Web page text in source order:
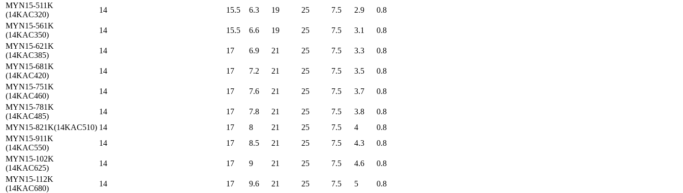
MYN15-511K
(14KAC320)
14 15.5 6.3 19 25 7.5 2.9
0.8
MYN15-561K
(14KAC350)
14 15.5 6.6 19 25 7.5 3.1
0.8
MYN15-621K
(14KAC385)
14 17 6.9 21 25 7.5 3.3
0.8
MYN15-681K
(14KAC420)
14 17 7.2 21 25 7.5 3.5
0.8
MYN15-751K
(14KAC460)
14 17 7.6 21 25 7.5 3.7
0.8
MYN15-781K
(14KAC485)
14 17 7.8 21 25 7.5 3.8
0.8
MYN15-821K(14KAC510) 14 17 8 21 25 7.5 4
0.8
MYN15-911K
(14KAC550)
14 17 8.5 21 25 7.5 4.3
0.8
MYN15-102K
(14KAC625)
14 17 9 21 25 7.5 4.6
0.8
MYN15-112K
(14KAC680)
14 17 9.6 21 25 7.5 5 0.8